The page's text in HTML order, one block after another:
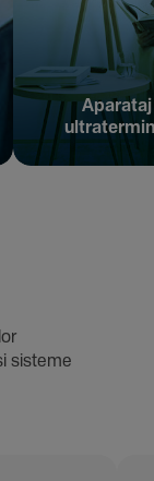
Aparataj
sisteme